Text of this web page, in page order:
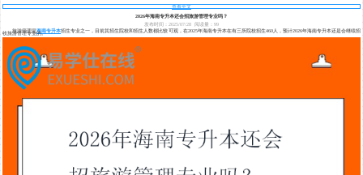
查看全文
2026年海南专升本还会招旅游管理专业吗？
发布时间：2025/07/28
阅读量：99
旅游管理是海南专升本招生专业之一，目前其招生院校和招生人数都比较可观，在2025年海南专升本在有三所院校招生460人，预计2026年海南专升本还是会继续招
收旅游管理专业的。